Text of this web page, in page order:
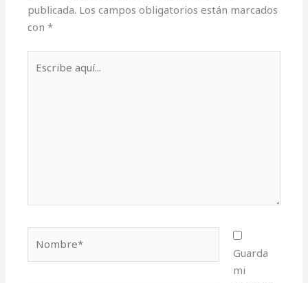
publicada. Los campos obligatorios están marcados
con*
aquí...
Guarda
mi